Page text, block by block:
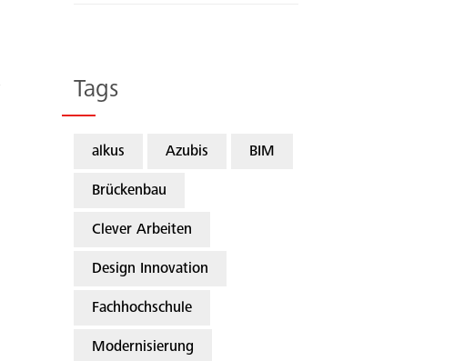
Tags
alkus Azubis BIM
Brückenbau
Clever Arbeiten
Design Innovation
Fachhochschule
Modernisierung
Suche